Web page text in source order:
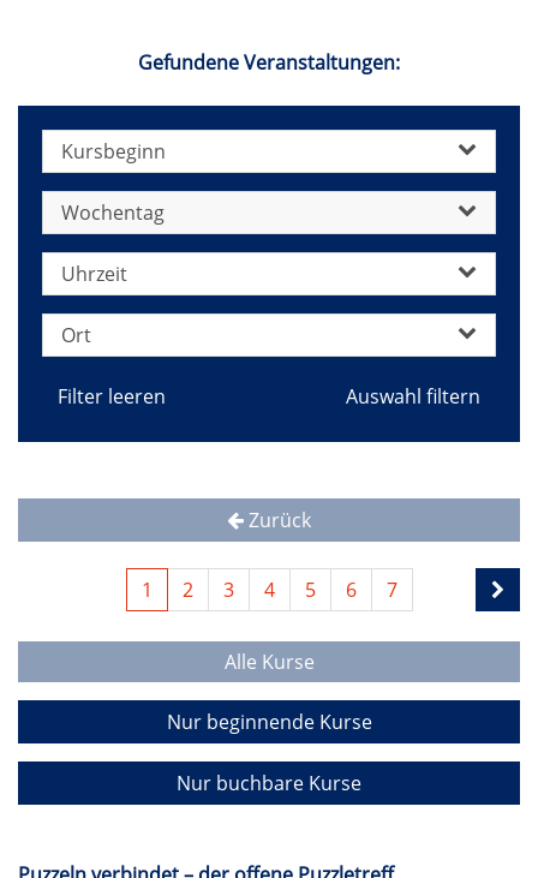
Gefundene Veranstaltungen:
Kursbeginn
Wochentag
Uhrzeit
Ort
Filter leeren
Zurück
1 2 3 4 5 6 7
Alle Kurse
Nur beginnende Kurse
Nur buchbare Kurse